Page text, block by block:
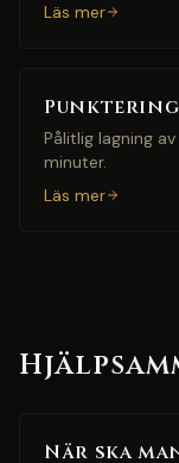
Läs mer
Pålitlig lagning
minuter.
Läs mer
När ska